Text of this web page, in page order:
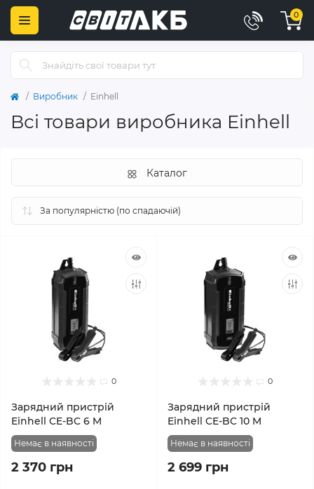
0
Виробник Einhell
Всі товари виробника Einhell
Каталог
0
Зарядний пристрій
Einhell CE-BC 6 M
Немає в наявності
2 370 грн
0
Зарядний пристрій
Einhell CE-BC 10 M
Немає в наявності
2 699 грн